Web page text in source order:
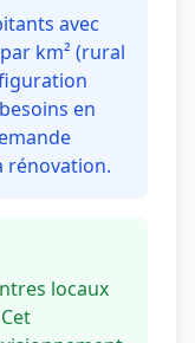
avec
km² (rural
en
rénovation.
locaux